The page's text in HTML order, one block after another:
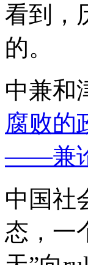
看到，
的。
中兼和
腐败的
——兼
中国社
态，一